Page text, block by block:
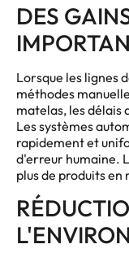
DES
Lorsque les lignes
méthodes
matelas, les délais
Les systèmes
rapidement et
d'erreur humaine.
plus de produits en